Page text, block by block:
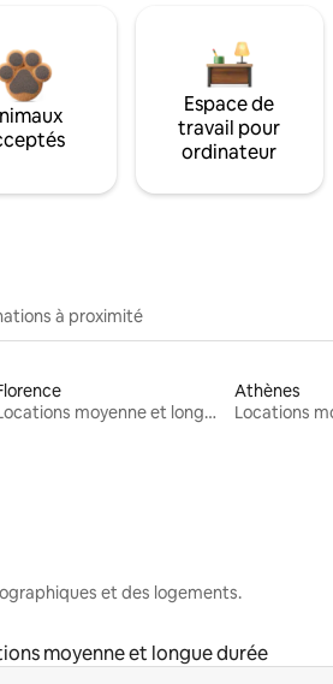
Espace de
travail pour
ordinateur
à proximité
Locations moyenne et longue durée
Athènes
et des logements.
moyenne et longue durée